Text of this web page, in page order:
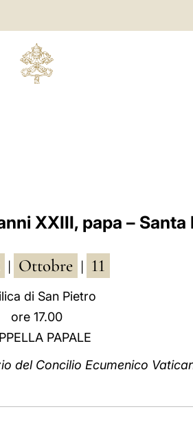
XXIII, papa – Santa
Ottobre 11
di San Pietro
ore 17.00
PAPALE
del Concilio Ecumenico